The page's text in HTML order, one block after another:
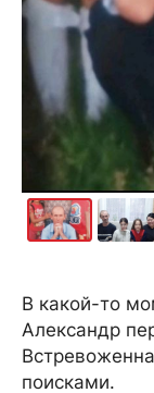
В какой-то
Александр
поисками.